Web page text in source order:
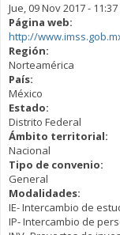
Jue, 09 Nov 2017 - 11:37
Página web:
http://
Región:
Norteamérica
País:
México
Estado:
Distrito Federal
Ámbito territorial:
Nacional
Tipo de convenio:
General
Modalidades:
IE- Intercambio de
IP- Intercambio de